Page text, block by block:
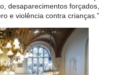
desaparecimentos forçados,
e violência contra crianças.”